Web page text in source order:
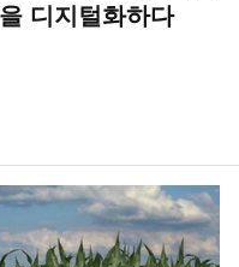
디지털화하다